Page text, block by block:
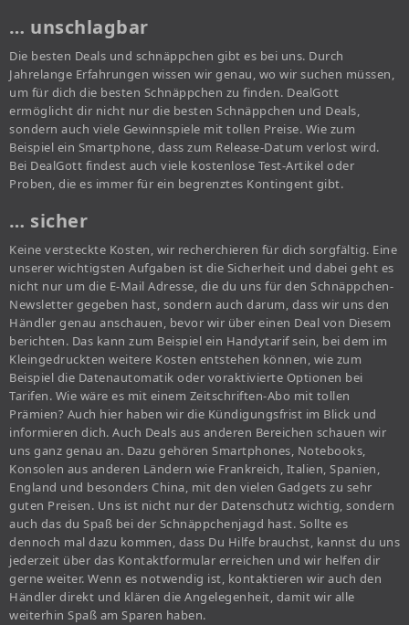
… unschlagbar
Die besten Deals und schnäppchen gibt es bei uns. Durch
Jahrelange Erfahrungen wissen wir genau, wo wir suchen müssen,
um für dich die besten Schnäppchen zu finden. DealGott
ermöglicht dir nicht nur die besten Schnäppchen und Deals,
sondern auch viele Gewinnspiele mit tollen Preise. Wie zum
Beispiel ein Smartphone, dass zum Release-Datum verlost wird.
Bei DealGott findest auch viele kostenlose Test-Artikel oder
Proben, die es immer für ein begrenztes Kontingent gibt.
… sicher
Keine versteckte Kosten, wir recherchieren für dich sorgfältig. Eine
unserer wichtigsten Aufgaben ist die Sicherheit und dabei geht es
nicht nur um die E-Mail Adresse, die du uns für den Schnäppchen-
Newsletter gegeben hast, sondern auch darum, dass wir uns den
Händler genau anschauen, bevor wir über einen Deal von Diesem
berichten. Das kann zum Beispiel ein Handytarif sein, bei dem im
Kleingedruckten weitere Kosten entstehen können, wie zum
Beispiel die Datenautomatik oder voraktivierte Optionen bei
Tarifen. Wie wäre es mit einem Zeitschriften-Abo mit tollen
Prämien? Auch hier haben wir die Kündigungsfrist im Blick und
informieren dich. Auch Deals aus anderen Bereichen schauen wir
uns ganz genau an. Dazu gehören Smartphones, Notebooks,
Konsolen aus anderen Ländern wie Frankreich, Italien, Spanien,
England und besonders China, mit den vielen Gadgets zu sehr
guten Preisen. Uns ist nicht nur der Datenschutz wichtig, sondern
auch das du Spaß bei der Schnäppchenjagd hast. Sollte es
dennoch mal dazu kommen, dass Du Hilfe brauchst, kannst du uns
jederzeit über das Kontaktformular erreichen und wir helfen dir
gerne weiter. Wenn es notwendig ist, kontaktieren wir auch den
Händler direkt und klären die Angelegenheit, damit wir alle
weiterhin Spaß am Sparen haben.